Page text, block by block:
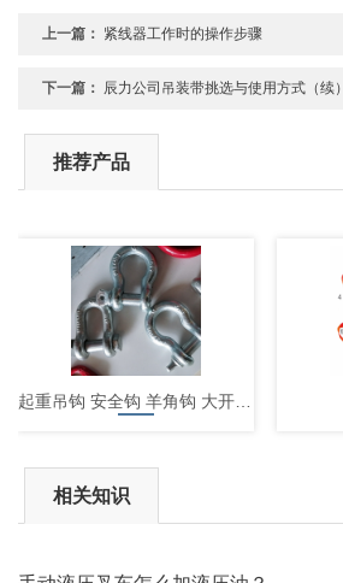
上一篇： 紧线器工作时的操作步骤
下一篇： 辰力公司吊装带挑选与使用方式（续）
推荐产品
起重吊钩 安全钩 羊角钩 大开口钩
相关知识